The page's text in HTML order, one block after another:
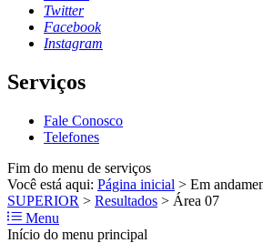
Twitter
Facebook
Instagram
Serviços
Fale Conosco
Telefones
Fim do menu de serviços
Você está aqui: Página inicial > Em
SUPERIOR > Resultados > Área 07
Menu
Início do menu principal